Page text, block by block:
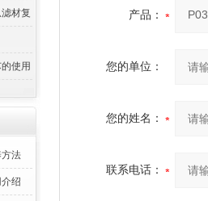
材复
使用
法
绍
产品：
您的单位：
您的姓名：
联系电话：